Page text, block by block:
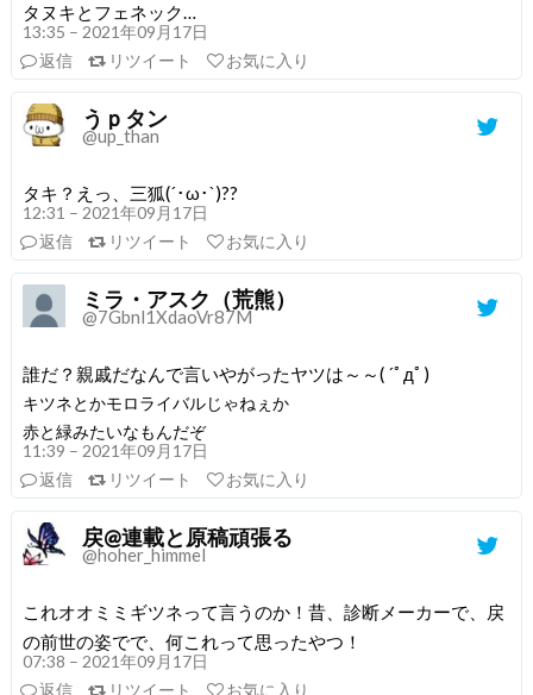
タヌキとフェネック…
13:35 – 2021年09月17日
返信
リツイート お気に入り
うｐタン
@up_than
タキ？えっ、三狐(´･ω･`)??
12:31 – 2021年09月17日
返信
リツイート お気に入り
ミラ・アスク（荒熊）
@7Gbnl1XdaoVr87M
誰だ？親戚だなんで言いやがったヤツは～～( ´ﾟдﾟ)
キツネとかモロライバルじゃねぇか
赤と緑みたいなもんだぞ
11:39 – 2021年09月17日
返信
リツイート お気に入り
戻@連載と原稿頑張る
@hoher_himmel
これオオミミギツネって言うのか！昔、診断メーカーで、戻
の前世の姿でで、何これって思ったやつ！
07:38 – 2021年09月17日
返信
リツイート お気に入り